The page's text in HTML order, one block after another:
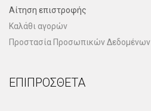
Αίτηση επιστροφής
Καλάθι αγορών
Προστασία Προσωπικών Δεδομένων
ΕΠΙΠΡΌΣΘΕΤΑ